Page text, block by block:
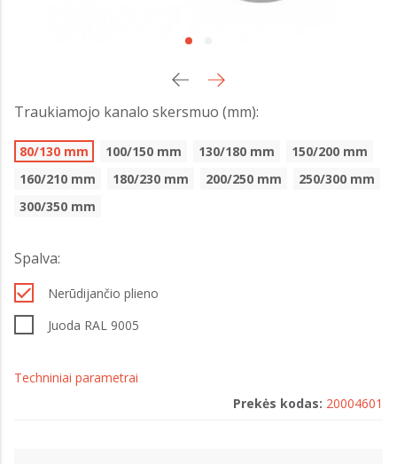
Traukiamojo kanalo skersmuo (mm):
80/130 mm 100/150 mm 130/180 mm
150/200 mm
160/210 mm
180/230 mm 200/250 mm
250/300 mm
300/350 mm
Spalva:
Nerūdijančio plieno
Juoda RAL 9005
Techniniai parametrai
Prekės kodas: 20004601